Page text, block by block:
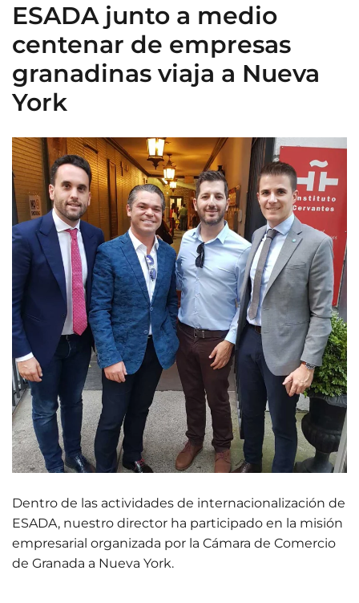
ESADA junto a medio
centenar de empresas
granadinas viaja a Nueva
York
Dentro de las actividades de internacionalización de
ESADA, nuestro director ha participado en la misión
empresarial organizada por la Cámara de Comercio
de Granada a Nueva York.